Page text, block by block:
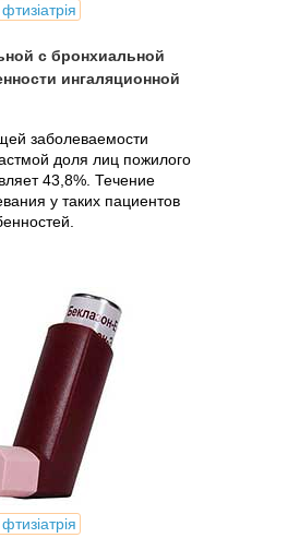
с бронхиальной
ингаляционной
заболеваемости
доля лиц пожилого
43,8%. Течение
у таких пациентов